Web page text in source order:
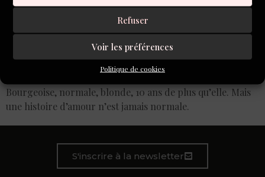
Refuser
Voir les préférences
Politique de cookies
Des phrases courtes comme un coup de poing. Un
chapitre sur la vie, le prétoire, la famille, les amis du père,
Bourgeoise, normale, blonde, 10 ans de plus qu’elle. Mais
une histoire d’amour n’est jamais normale.
S'inscrire à la newsletter